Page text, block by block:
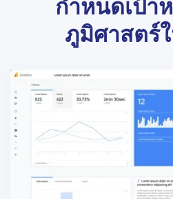
กำหนดเป้า
ภูมิศาสตร์